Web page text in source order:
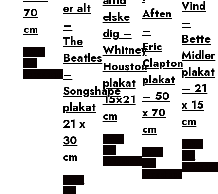
70
cm
er alt
–
The
Beatles
–
Songshape
plakat
21 x
30
cm
elske
dig –
Whitney
Houston
plakat
15×21
cm
Aften
–
Eric
Clapton
plakat
– 50
x 70
cm
Vind
–
Bette
Midler
plakat
– 21
x 15
cm